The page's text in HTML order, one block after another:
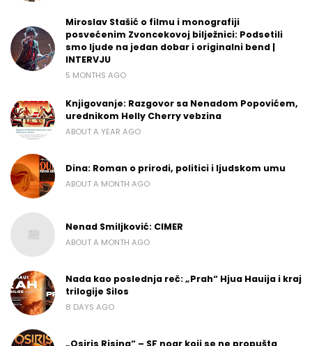
Miroslav Stašić o filmu i monografiji
posvećenim Zvoncekovoj bilježnici: Podsetili
smo ljude na jedan dobar i originalni bend |
INTERVJU
5 MONTHS AGO
Knjigovanje: Razgovor sa Nenadom Popovićem,
urednikom Helly Cherry vebzina
ABOUT A YEAR AGO
Dina: Roman o prirodi, politici i ljudskom umu
ABOUT A MONTH AGO
Nenad Smiljković: CIMER
ABOUT A MONTH AGO
Nada kao poslednja reč: „Prah“ Hjua Hauija i kraj
trilogije Silos
8 DAYS AGO
„Osiris Rising“ – SF noar koji se ne propušta